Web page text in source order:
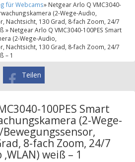
für Webcams» Netgear Arlo Q VMC3040-
(2-Wege-Audio,
Nachtsicht, 130 Grad, 8-fach Zoom, 24/7
» Netgear Arlo Q VMC3040-100PES Smart
(2-Wege-Audio,
Nachtsicht, 130 Grad, 8-fach Zoom, 24/7
– 1
Teilen
100PES Smart
(2-Wege-
8-fach Zoom, 24/7
weiß – 1